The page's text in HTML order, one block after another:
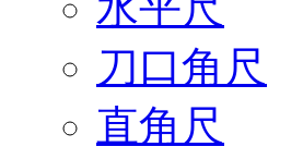
刀口角尺
直角尺